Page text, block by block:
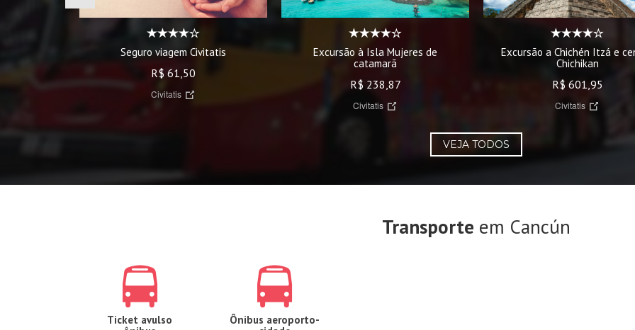
Seguro viagem Civitatis
R$ 61,50
Civitatis
Excursão à Isla Mujeres de
catamarã
R$ 238,87
Civitatis
Excursão a Chichén Itzá e
Chichikan
R$ 601,95
Civitatis
VEJA TODOS
Transporte em Cancún
Ticket avulso
Ônibus aeroporto-